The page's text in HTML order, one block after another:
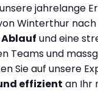
jahrelange
Winterthur nach
und eine
Teams und
Sie auf unsere
effizient an Ihr